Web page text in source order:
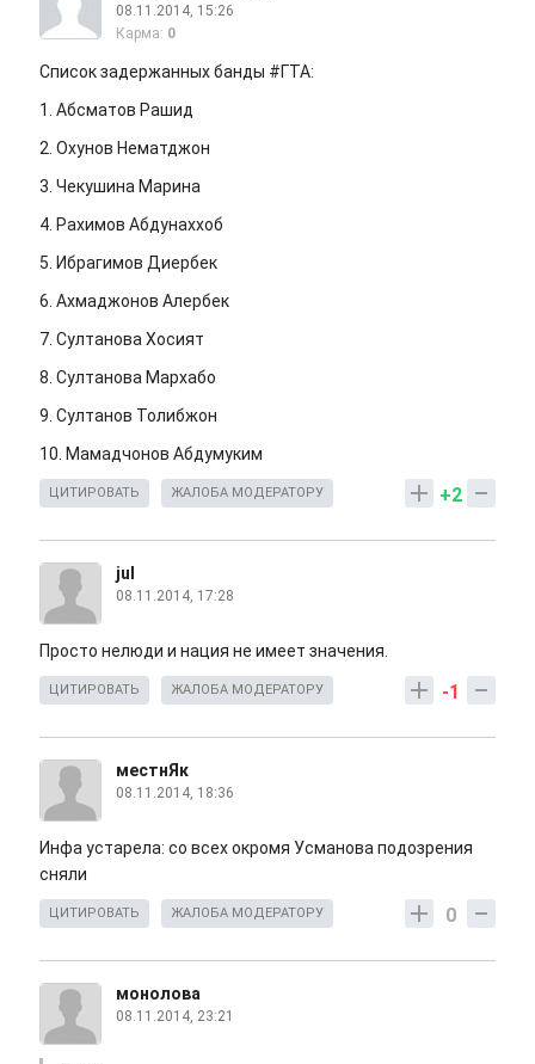
08.11.2014, 15:26
Карма: 0
Список задержанных банды #ГТА:
1. Абсматов Рашид
2. Охунов Нематджон
3. Чекушина Марина
4. Рахимов Абдунаххоб
5. Ибрагимов Диербек
6. Ахмаджонов Алербек
7. Султанова Хосият
8. Султанова Мархабо
9. Султанов Толибжон
10. Мамадчонов Абдумуким
+2
ЦИТИРОВАТЬ ЖАЛОБА МОДЕРАТОРУ
jul
08.11.2014, 17:28
Просто нелюди и нация не имеет значения.
-1
ЦИТИРОВАТЬ ЖАЛОБА МОДЕРАТОРУ
местнЯк
08.11.2014, 18:36
Инфа устарела: со всех окромя Усманова подозрения
сняли
0
ЦИТИРОВАТЬ ЖАЛОБА МОДЕРАТОРУ
монолова
08.11.2014, 23:21